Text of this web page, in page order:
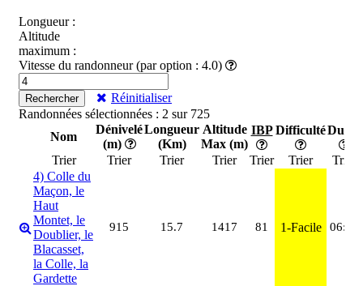
Longueur :
Altitude
maximum :
Vitesse du randonneur (par option : 4.0)
Rechercher
Réinitialiser
Randonnées sélectionnées : 2 sur 725
Nom
Dénivelé
(m)
Longueur
(Km)
Altitude
Max (m)
IBP DifficultéDurée
Trier Trier Trier Trier Trier Trier
Trier
4) Colle du
Maçon, le
Haut
Montet, le
Doublier, le
Blacasset,
la Colle, la
Gardette
915 15.7 1417 81 1-Facile 06:13